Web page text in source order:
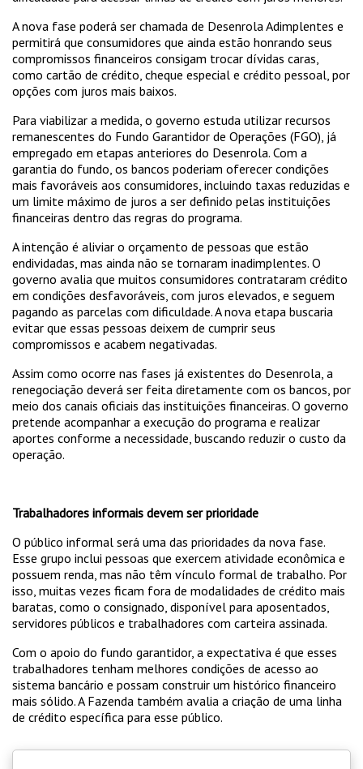
A nova fase poderá ser chamada de Desenrola Adimplentes e
permitirá que consumidores que ainda estão honrando seus
compromissos financeiros consigam trocar dívidas caras,
como cartão de crédito, cheque especial e crédito pessoal, por
opções com juros mais baixos.
Para viabilizar a medida, o governo estuda utilizar recursos
remanescentes do Fundo Garantidor de Operações (FGO), já
empregado em etapas anteriores do Desenrola. Com a
garantia do fundo, os bancos poderiam oferecer condições
mais favoráveis aos consumidores, incluindo taxas reduzidas e
um limite máximo de juros a ser definido pelas instituições
financeiras dentro das regras do programa.
A intenção é aliviar o orçamento de pessoas que estão
endividadas, mas ainda não se tornaram inadimplentes. O
governo avalia que muitos consumidores contrataram crédito
em condições desfavoráveis, com juros elevados, e seguem
pagando as parcelas com dificuldade. A nova etapa buscaria
evitar que essas pessoas deixem de cumprir seus
compromissos e acabem negativadas.
Assim como ocorre nas fases já existentes do Desenrola, a
renegociação deverá ser feita diretamente com os bancos, por
meio dos canais oficiais das instituições financeiras. O governo
pretende acompanhar a execução do programa e realizar
aportes conforme a necessidade, buscando reduzir o custo da
operação.
Trabalhadores informais devem ser prioridade
O público informal será uma das prioridades da nova fase.
Esse grupo inclui pessoas que exercem atividade econômica e
possuem renda, mas não têm vínculo formal de trabalho. Por
isso, muitas vezes ficam fora de modalidades de crédito mais
baratas, como o consignado, disponível para aposentados,
servidores públicos e trabalhadores com carteira assinada.
Com o apoio do fundo garantidor, a expectativa é que esses
trabalhadores tenham melhores condições de acesso ao
sistema bancário e possam construir um histórico financeiro
mais sólido. A Fazenda também avalia a criação de uma linha
de crédito específica para esse público.